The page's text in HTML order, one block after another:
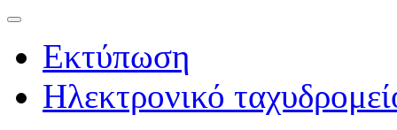
Εκτύπωση
Ηλεκτρονικό